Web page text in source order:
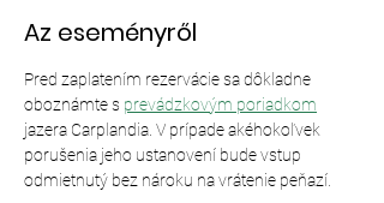
Az eseményről
Pred zaplatením rezervácie sa dôkladne
oboznámte s prevádzkovým poriadkom
jazera Carplandia. V prípade akéhokoľvek
porušenia jeho ustanovení bude vstup
odmietnutý bez nároku na vrátenie peňazí.